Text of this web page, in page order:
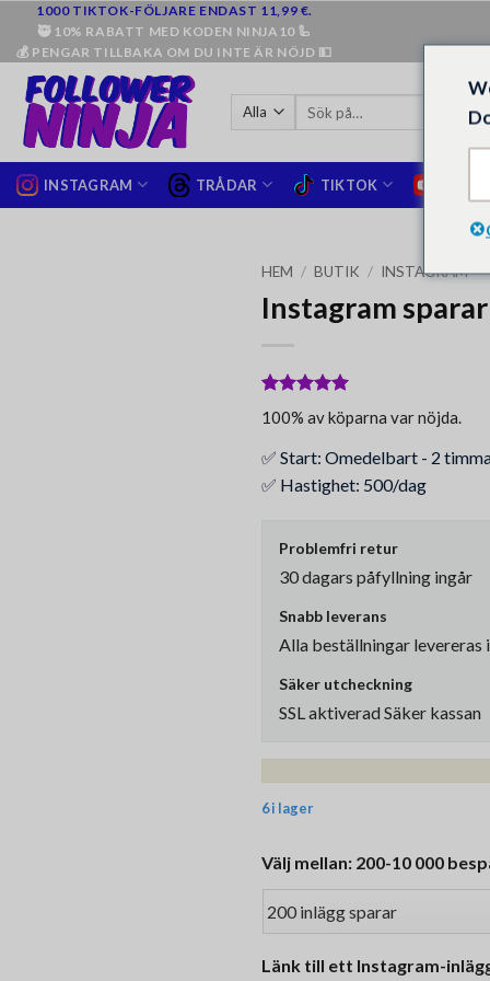
Hoppa
innehåll
1000 TIKTOK-FÖLJARE ENDAST 11,99 €.
🥷 10% RABATT MED KODEN NINJA10 🦾
💰 PENGAR TILLBAKA OM DU INTE ÄR NÖJD 💵
INSTAGRAM TRÅDAR TIKTOK
HEM / BUTIK / INSTAGRAM
Instagram sparar
Betygsatt 5
av 5
96
kundrecensioner
100% av köparna var nöjda.
✅ Start: Omedelbart - 2
✅ Hastighet: 500/dag
Problemfri retur
30 dagars påfyllning ingår
Snabb leverans
Alla beställningar
Säker utcheckning
SSL aktiverad Säker kassan
6 i lager
Välj mellan: 200-10 000
Länk till ett Instagram-